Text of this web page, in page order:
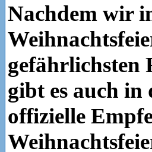
Nachdem wir
gefährlichsten
gibt es auch in
offizielle